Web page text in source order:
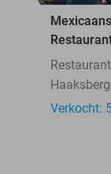
Verkocht: